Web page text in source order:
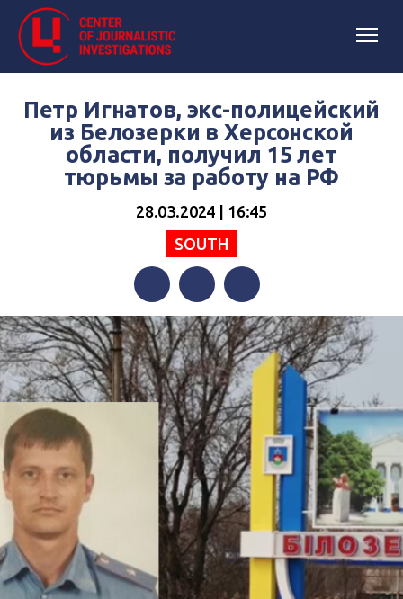
Петр Игнатов, экс-полицейский
из Белозерки в Херсонской
области, получил 15 лет
тюрьмы за работу на РФ
28.03.2024 | 16:45
SOUTH
FacebookTwitterTelegram